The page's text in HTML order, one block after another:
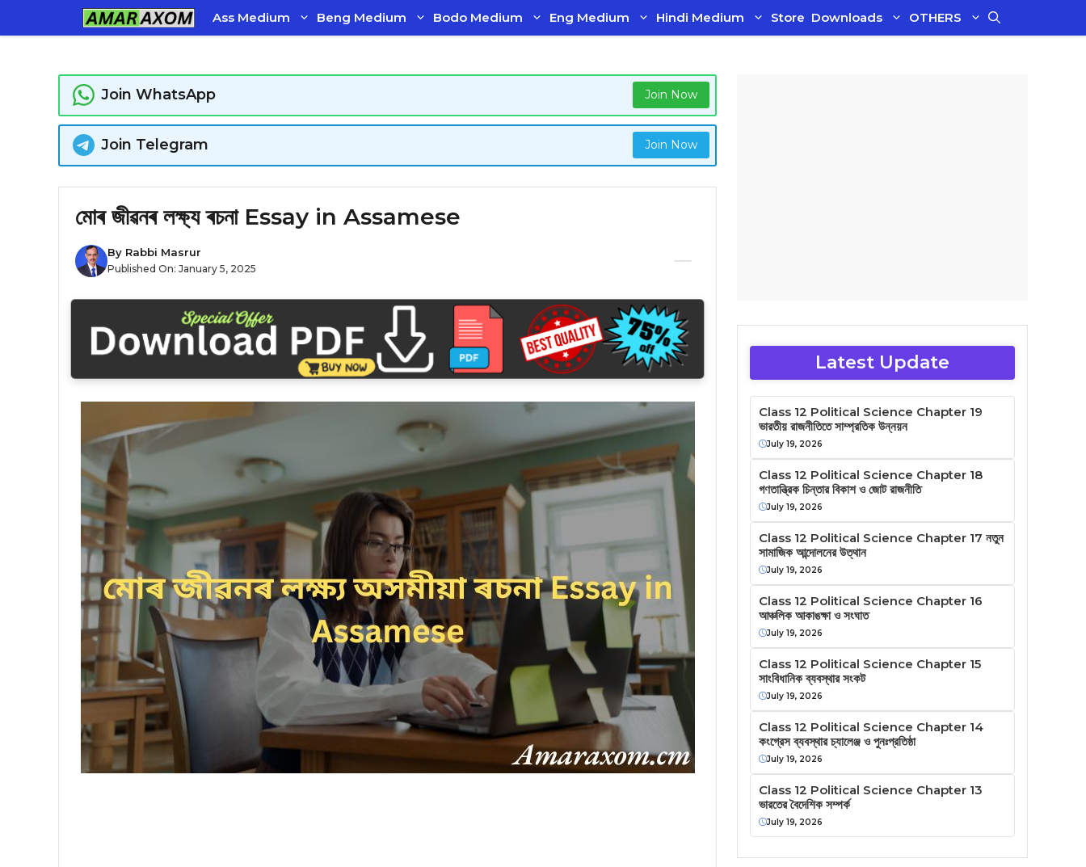
Ass Medium Beng Medium Bodo Medium Eng Medium Hindi Medium Store Downloads OTHERS
Join WhatsApp Join Now
Join Telegram Join Now
মোৰ জীৱনৰ লক্ষ্য ৰচনা Essay in Assamese
By Rabbi Masrur
Published On: January 5, 2025
Latest Update
Class 12 Political Science Chapter 19
ভারতীয় রাজনীতিতে সাম্প্রতিক উন্নয়ন
July 19, 2026
Class 12 Political Science Chapter 18
গণতান্ত্রিক চিন্তার বিকাশ ও জোট রাজনীতি
July 19, 2026
Class 12 Political Science Chapter 17 নতুন
সামাজিক আন্দোলনের উত্থান
July 19, 2026
Class 12 Political Science Chapter 16
আঞ্চলিক আকাঙক্ষা ও সংঘাত
July 19, 2026
Class 12 Political Science Chapter 15
সাংবিধানিক ব্যবস্থার সংকট
July 19, 2026
Class 12 Political Science Chapter 14
কংগ্রেস ব্যবস্থার চ্যালেঞ্জ ও পুনঃপ্রতিষ্ঠা
July 19, 2026
Class 12 Political Science Chapter 13
ভারতের বৈদেশিক সম্পর্ক
July 19, 2026